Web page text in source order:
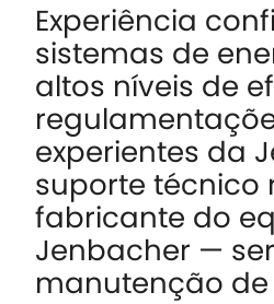
Experiência
sistemas de
altos níveis de
experientes da
suporte técnico
fabricante do
Jenbacher —
manutenção